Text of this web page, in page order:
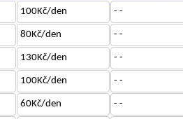
100Kč/den - -
80Kč/den - -
130Kč/den - -
100Kč/den - -
60Kč/den - -